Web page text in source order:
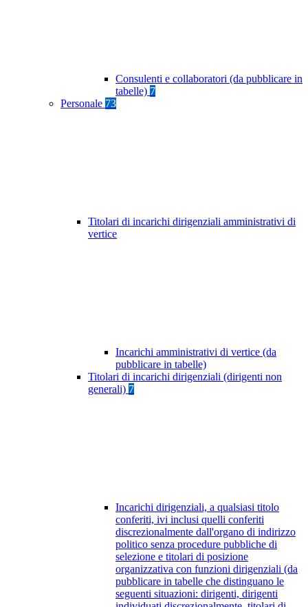
Consulenti e collaboratori (da pubblicare in
tabelle) 7
Personale 73
Titolari di incarichi dirigenziali amministrativi di
vertice
Incarichi amministrativi di vertice (da
pubblicare in tabelle)
Titolari di incarichi dirigenziali (dirigenti non
generali) 7
Incarichi dirigenziali, a qualsiasi titolo
conferiti, ivi inclusi quelli conferiti
discrezionalmente dall'organo di indirizzo
politico senza procedure pubbliche di
selezione e titolari di posizione
organizzativa con funzioni dirigenziali (da
pubblicare in tabelle che distinguano le
seguenti situazioni: dirigenti, dirigenti